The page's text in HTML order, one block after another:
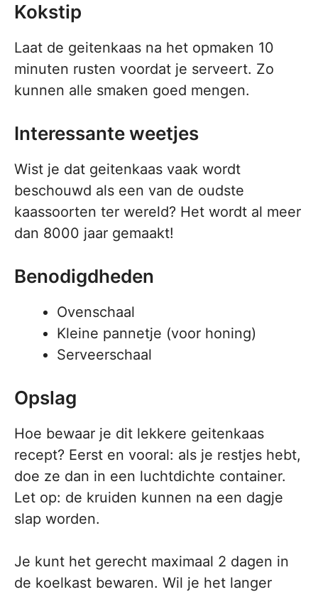
Kokstip
Laat de geitenkaas na het opmaken 10
minuten rusten voordat je serveert. Zo
kunnen alle smaken goed mengen.
Interessante weetjes
Wist je dat geitenkaas vaak wordt
beschouwd als een van de oudste
kaassoorten ter wereld? Het wordt al meer
dan 8000 jaar gemaakt!
Benodigdheden
Ovenschaal
Kleine pannetje (voor honing)
Serveerschaal
Opslag
Hoe bewaar je dit lekkere geitenkaas
recept? Eerst en vooral: als je restjes hebt,
doe ze dan in een luchtdichte container.
Let op: de kruiden kunnen na een dagje
slap worden.
Je kunt het gerecht maximaal 2 dagen in
de koelkast bewaren. Wil je het langer